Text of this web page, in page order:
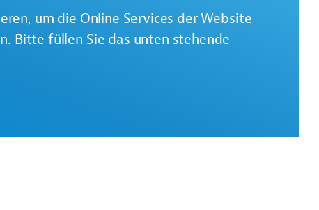
um die Online Services der Website
Bitte füllen Sie das unten stehende